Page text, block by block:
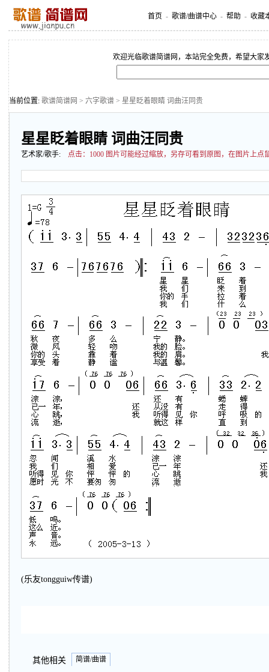
首页 - 歌谱/曲谱中心 - 帮助 - 收藏
欢迎光临歌谱简谱网，本站完全免费，希望大家
当前位置: 歌谱简谱网 > 六字歌谱 > 星星眨着眼睛 词曲汪同贵
星星眨着眼睛 词曲汪同贵
艺术家/歌手: 点击： 1000 图片可能经过缩放，另存可看到原图，在图片上
(乐友tongguiw传谱)
其他相关 简谱/曲谱